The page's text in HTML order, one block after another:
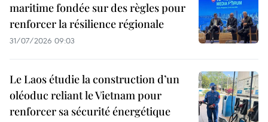
maritime fondée sur des règles pour
renforcer la résilience régionale
31/07/2026 09:03
Le Laos étudie la construction d’un
oléoduc reliant le Vietnam pour
renforcer sa sécurité énergétique